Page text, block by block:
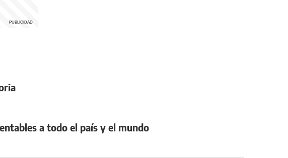
a todo el país y el mundo